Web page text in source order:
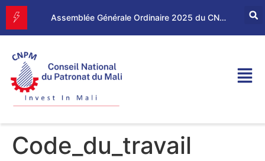
Assemblée Générale Ordinaire 2025 du CNPM
Code_du_travail